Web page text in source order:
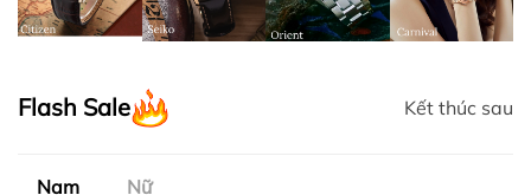
Flash Sale Kết thúc sau
Nam Nữ